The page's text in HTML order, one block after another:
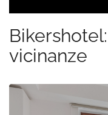
vicinanze